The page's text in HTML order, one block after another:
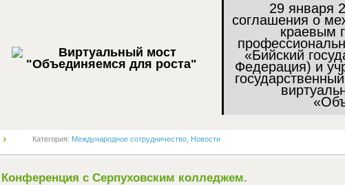
29 января
соглашения о
краевым
«Бийский
Федерация) и
Категория: Международное сотрудничество Новости
Конференция с Серпуховским колледжем.